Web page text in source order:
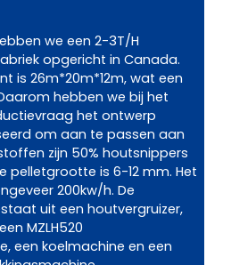
we een 2-3T/H
opgericht in Canada.
is 26m*20m*12m, wat een
hebben we bij het
het ontwerp
om aan te passen aan
zijn 50% houtsnippers
pelletgrootte is 6-12 mm. Het
200kw/h. De
uit een houtvergruizer,
MZLH520
een koelmachine en een